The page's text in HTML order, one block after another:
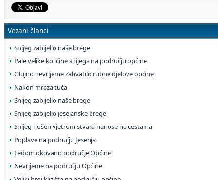
Vezani članci
Snijeg zabijelio naše brege
Pale velike količine snijega na području općine
Olujno nevrijeme zahvatilo rubne djelove općine
Nakon mraza tuča
Snijeg zabijelio naše brege
Snijeg zabijelio jesejanske brege
Snijeg nošen vjetrom stvara nanose na cestama
Poplave na području Jesenja
Ledom okovano područje Općine
Nevrijeme na području Općine